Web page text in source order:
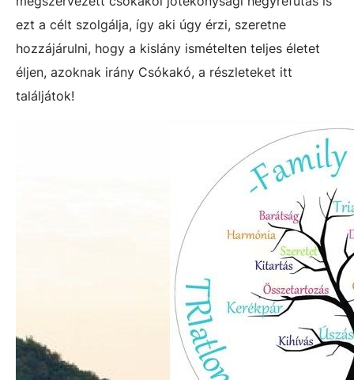
ezt a célt szolgálja, így aki úgy érzi, szeretne
hozzájárulni, hogy a kislány ismételten teljes életet
éljen, azoknak irány Csókakó, a részleteket itt
találjátok!